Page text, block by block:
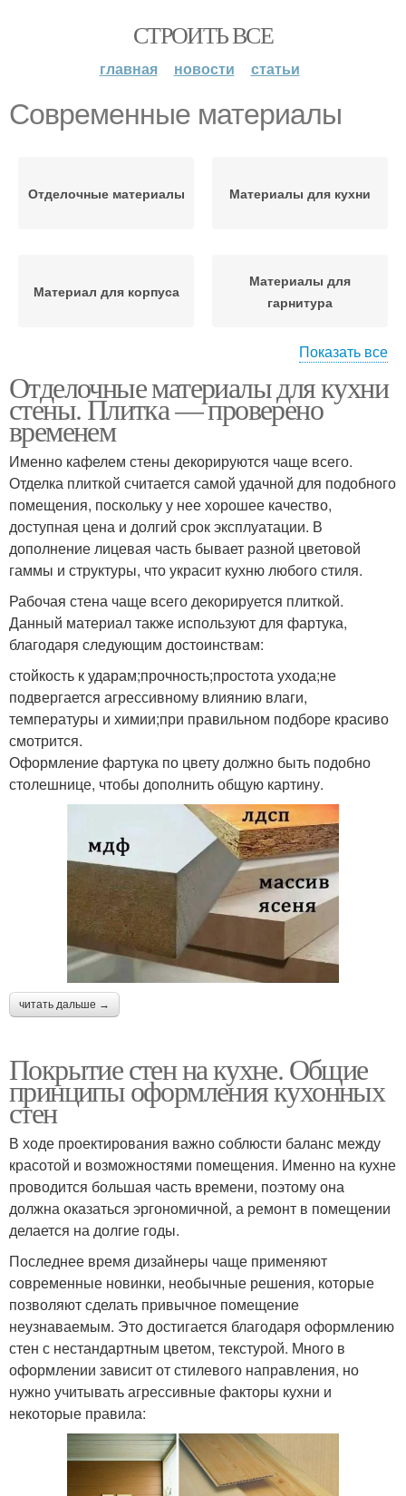
СТРОИТЬ ВСЕ
главная новости статьи
Современные материалы
Отделочные материалы Материалы для кухни
Материал для корпуса
Материалы для
гарнитура
Материалы для отделки Современные варианты
Материалы для
оформления
Показать все
Отделочные материалы для кухни
стены. Плитка — проверено
временем
Именно кафелем стены декорируются чаще всего.
Отделка плиткой считается самой удачной для подобного
помещения, поскольку у нее хорошее качество,
доступная цена и долгий срок эксплуатации. В
дополнение лицевая часть бывает разной цветовой
гаммы и структуры, что украсит кухню любого стиля.
Рабочая стена чаще всего декорируется плиткой.
Данный материал также используют для фартука,
благодаря следующим достоинствам:
стойкость к ударам;прочность;простота ухода;не
подвергается агрессивному влиянию влаги,
температуры и химии;при правильном подборе красиво
смотрится.
Оформление фартука по цвету должно быть подобно
столешнице, чтобы дополнить общую картину.
читать дальше →
Покрытие стен на кухне. Общие
принципы оформления кухонных
стен
В ходе проектирования важно соблюсти баланс между
красотой и возможностями помещения. Именно на кухне
проводится большая часть времени, поэтому она
должна оказаться эргономичной, а ремонт в помещении
делается на долгие годы.
Последнее время дизайнеры чаще применяют
современные новинки, необычные решения, которые
позволяют сделать привычное помещение
неузнаваемым. Это достигается благодаря оформлению
стен с нестандартным цветом, текстурой. Много в
оформлении зависит от стилевого направления, но
нужно учитывать агрессивные факторы кухни и
некоторые правила: